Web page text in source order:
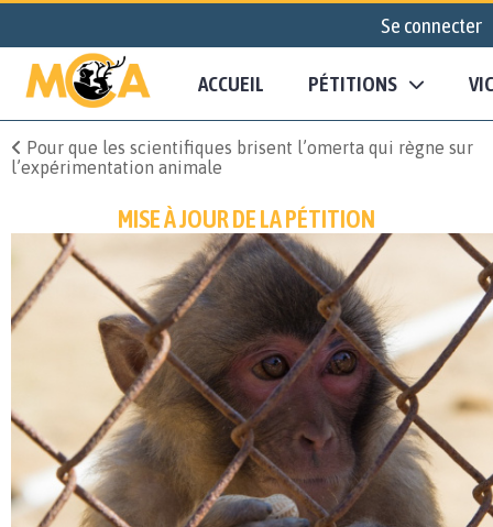
Se connecter
ACCUEIL PÉTITIONS
Pour que les scientifiques brisent l’omerta qui règne sur
l’expérimentation animale
MISE À JOUR DE LA PÉTITION